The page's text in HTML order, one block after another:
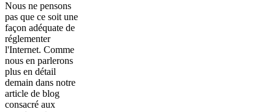
Nous ne pensons
pas que ce soit une
façon adéquate de
réglementer
l'Internet. Comme
nous en parlerons
plus en détail
demain dans notre
article de blog
consacré aux